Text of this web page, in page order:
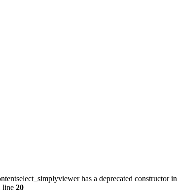
has a deprecated constructor in
line 20